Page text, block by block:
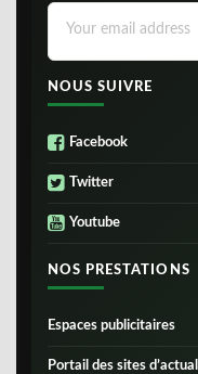
NOUS SUIVRE
Facebook
Twitter
Youtube
NOS PRESTATIONS
Espaces publicitaires
Portail des sites